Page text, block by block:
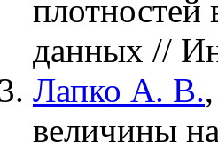
плотностей
данных //
Лапко А. В.
величины